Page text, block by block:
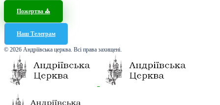
Пожертва ⛪️
Наш Телеграм
© 2026 Андріївська церква. Всі права захищені.